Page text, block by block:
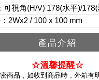
可視角(H/V) 178(水平)/
2Wx2 / 100 x 100 mm
產品介紹
☆溫馨提醒☆
商品，如收到商品時，外箱有